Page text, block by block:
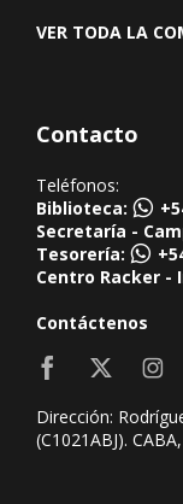
VER TODA LA
Contacto
Teléfonos:
Biblioteca:
Secretaría -
Tesorería:
Centro Racker -
Contáctenos
Dirección:
(C1021ABJ).